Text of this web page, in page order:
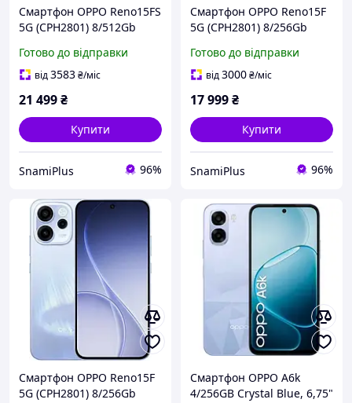
Смартфон OPPO Reno15FS
5G (CPH2801) 8/512Gb
UA UCRF
Готово до відправки
від3583₴/міс
21 499₴
Купити
SnamiPlus 96%
Смартфон OPPO Reno15F
5G (CPH2801) 8/256Gb
UA UCRF
Готово до відправки
від3000₴/міс
17 999₴
Купити
SnamiPlus 96%
Смартфон OPPO Reno15F
5G (CPH2801) 8/256Gb
Смартфон OPPO A6k
4/256GB Crystal Blue, 6,75"